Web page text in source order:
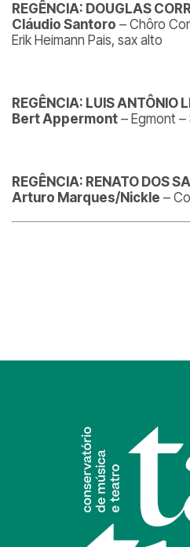
REGÊNCIA: DOUGLAS
Cláudio Santoro – Chôro
Erik Heimann Pais, sax alto
REGÊNCIA: LUIS ANTÔNIO
Bert Appermont – Egmont
REGÊNCIA: RENATO DOS
Arturo Marques/Nickle –